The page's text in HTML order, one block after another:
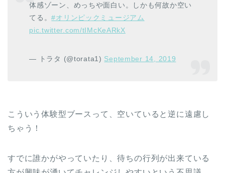
体感ゾーン、めっちや面白い。しかも何故か空い
てる。#オリンピックミュージアム
pic.twitter.com/tIMcKeARkX
— トラタ (@torata1) September 14, 2019
こういう体験型ブースって、空いていると逆に遠慮し
ちゃう！
すでに誰かがやっていたり、待ちの行列が出来ている